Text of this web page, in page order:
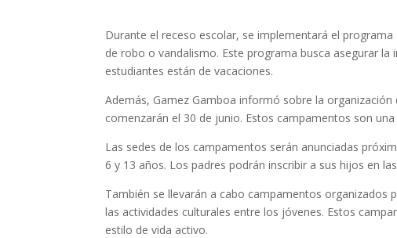
Durante el receso escolar, se implementará el programa
de robo o vandalismo. Este programa busca asegurar
estudiantes están de vacaciones.
Además, Gamez Gamboa informó sobre la
comenzarán el 30 de junio. Estos campamentos son
Las sedes de los campamentos serán anunciadas
6 y 13 años. Los padres podrán inscribir a sus hijos en
También se llevarán a cabo campamentos organizados
las actividades culturales entre los jóvenes. Estos
estilo de vida activo.